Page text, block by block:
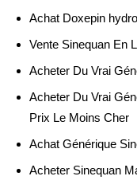
Achat Doxepin
Vente Sinequan En
Acheter Du Vrai
Acheter Du Vrai
Prix Le Moins Cher
Achat Générique
Acheter Sinequan